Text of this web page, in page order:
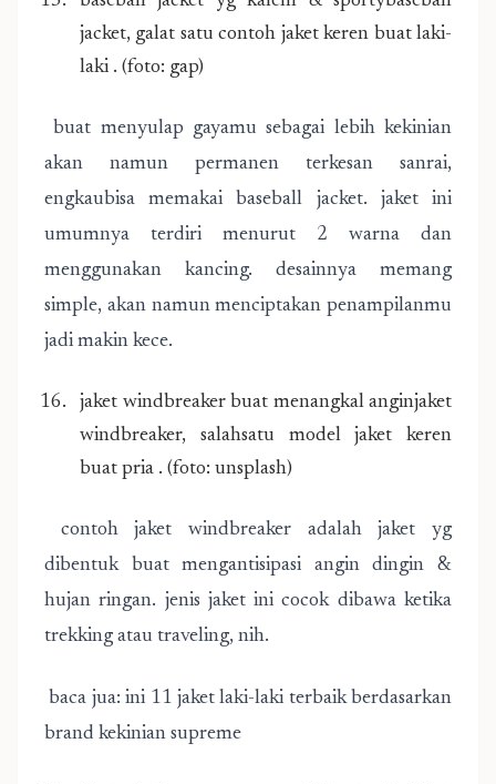
jacket, galat satu contoh jaket keren buat laki-
laki . (foto: gap)
buat menyulap gayamu sebagai lebih kekinian
akan namun permanen terkesan sanrai,
engkaubisa memakai baseball jacket. jaket ini
umumnya terdiri menurut 2 warna dan
menggunakan kancing. desainnya memang
simple, akan namun menciptakan penampilanmu
jadi makin kece.
jaket windbreaker buat menangkal anginjaket
windbreaker, salahsatu model jaket keren
buat pria . (foto: unsplash)
contoh jaket windbreaker adalah jaket yg
dibentuk buat mengantisipasi angin dingin &
hujan ringan. jenis jaket ini cocok dibawa ketika
trekking atau traveling, nih.
baca jua: ini 11 jaket laki-laki terbaik berdasarkan
brand kekinian supreme